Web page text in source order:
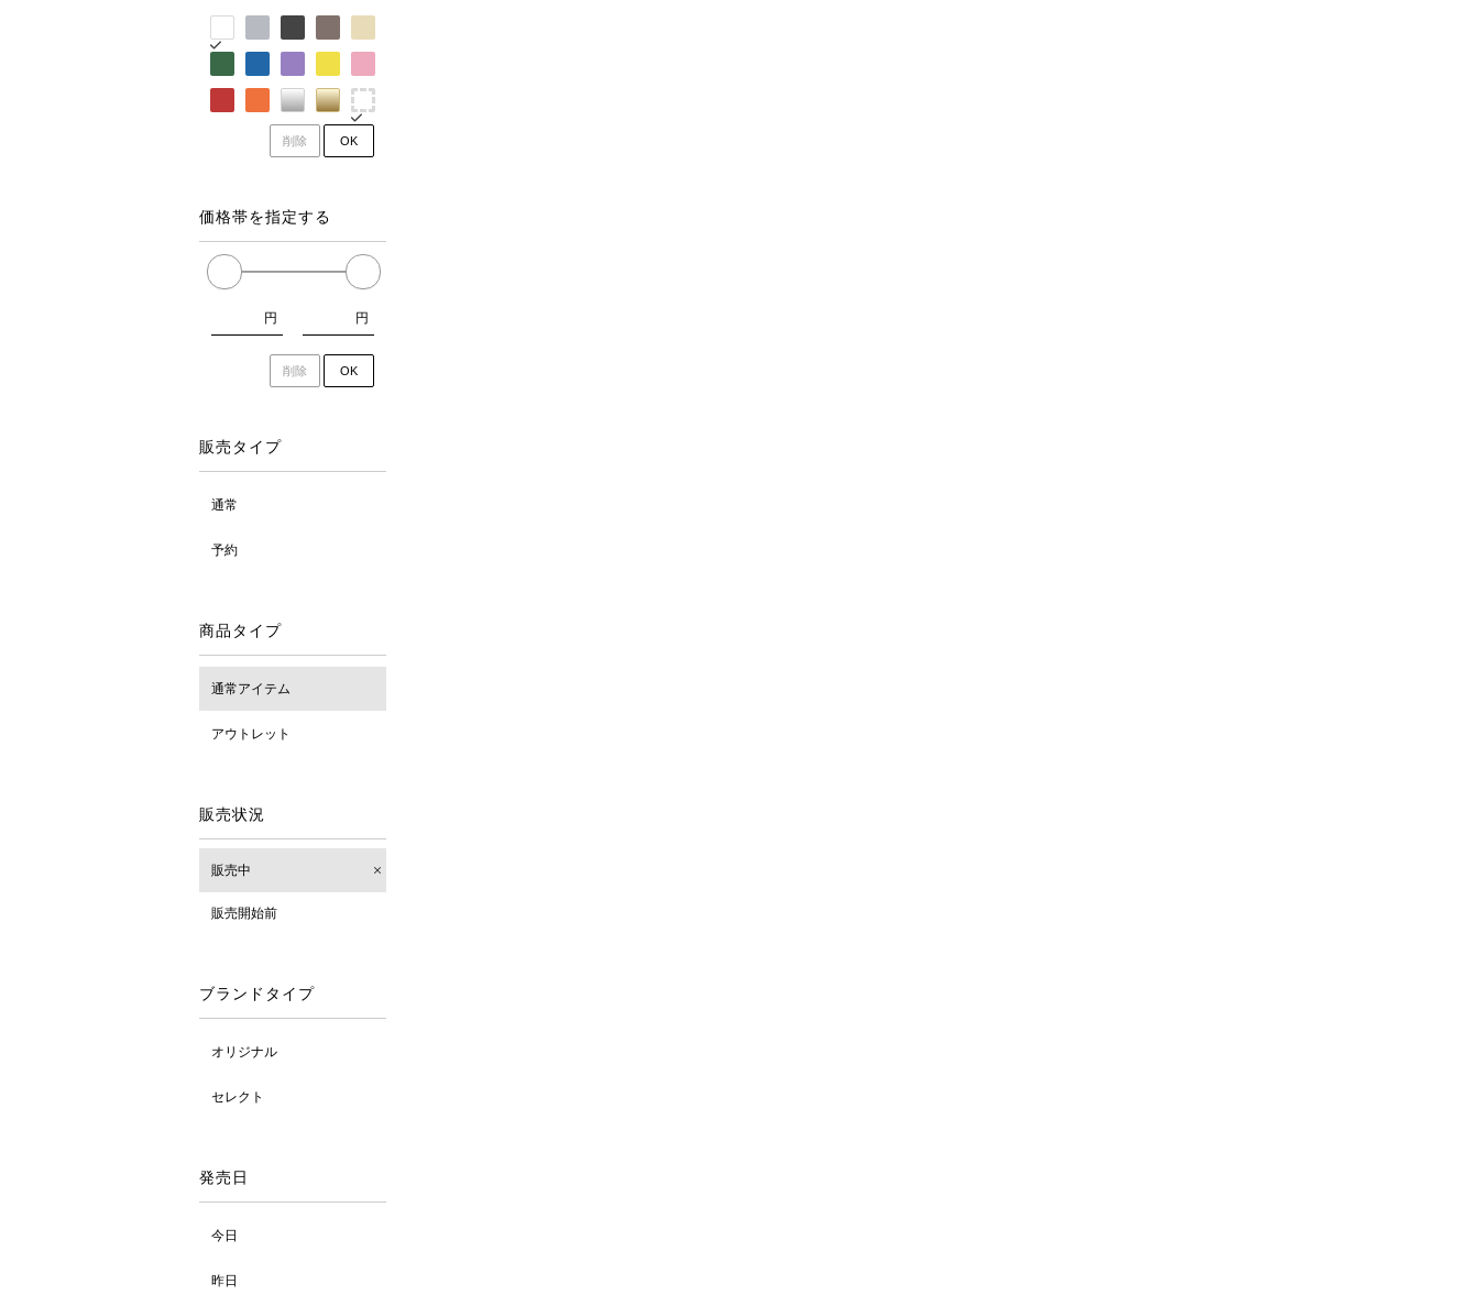
削除 OK
価格帯を指定する
円 円
削除 OK
販売タイプ
通常
予約
商品タイプ
通常アイテム
アウトレット
販売状況
販売中
販売開始前
ブランドタイプ
オリジナル
セレクト
発売日
今日
昨日